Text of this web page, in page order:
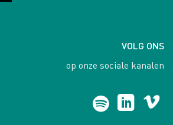
VOLG ONS
op onze sociale kanalen